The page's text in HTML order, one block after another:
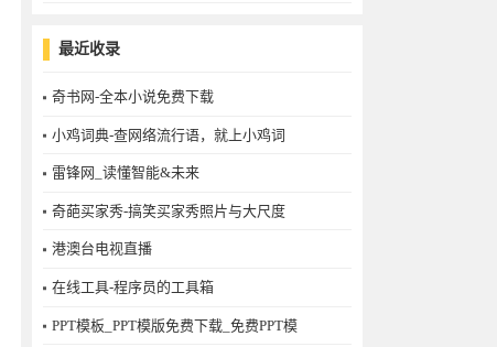
最近收录
奇书网-全本小说免费下载
小鸡词典-查网络流行语，就上小鸡词
雷锋网_读懂智能&未来
奇葩买家秀-搞笑买家秀照片与大尺度
港澳台电视直播
在线工具-程序员的工具箱
PPT模板_PPT模版免费下载_免费PPT模